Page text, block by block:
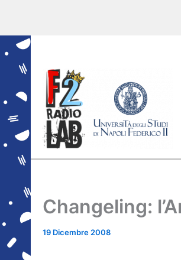
contenuto
Changeling:
19 Dicembre 2008